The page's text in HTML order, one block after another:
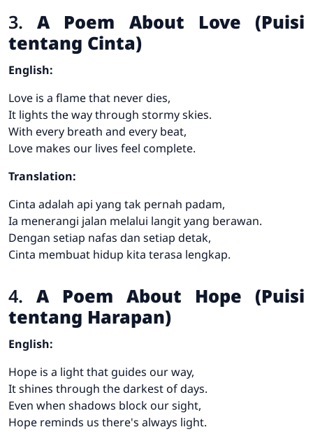
3.A Poem About Love (Puisi
tentang Cinta)
English:
Love is a flame that never dies,
It lights the way through stormy skies.
With every breath and every beat,
Love makes our lives feel complete.
Translation:
Cinta adalah api yang tak pernah padam,
Ia menerangi jalan melalui langit yang berawan.
Dengan setiap nafas dan setiap detak,
Cinta membuat hidup kita terasa lengkap.
4. A Poem About Hope (Puisi
tentang Harapan)
English:
Hope is a light that guides our way,
It shines through the darkest of days.
Even when shadows block our sight,
Hope reminds us there's always light.